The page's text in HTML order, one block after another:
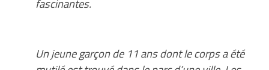
fascinantes.
Un jeune garçon de 11 ans dont le corps a été